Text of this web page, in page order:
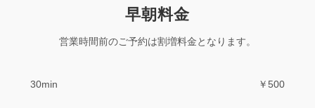
早朝料金
営業時間前のご予約は割増料金となります。
30min ￥500